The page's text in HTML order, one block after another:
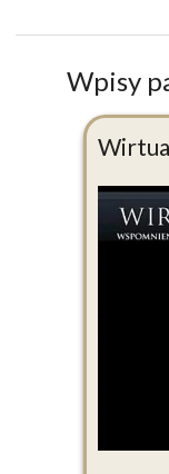
Wpisy